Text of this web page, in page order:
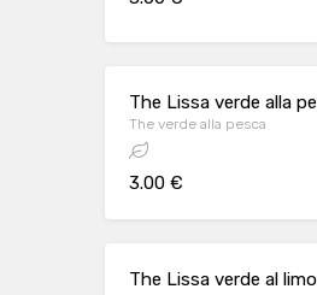
The Lissa verde alla
The verde alla pesca
3.00 €
The Lissa verde al